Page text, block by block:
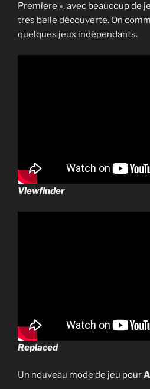
Premiere », avec beaucoup de
très belle découverte. On
quelques jeux indépendants.
Viewfinder
Replaced
Un nouveau mode de jeu pour